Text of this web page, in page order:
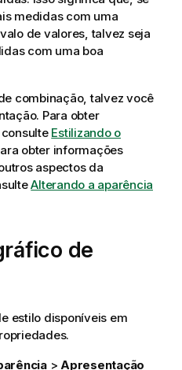
medidas com uma
de valores, talvez seja
com uma boa
combinação, talvez você
Para obter
Estilizando o
obter informações
aspectos da
Alterando a aparência
de
estilo disponíveis em
> Apresentação